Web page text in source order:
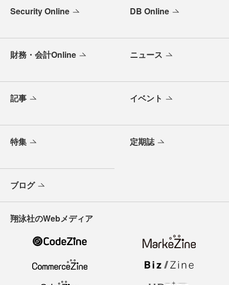
Security Online DB Online
財務・会計Online ニュース
記事 イベント
特集 定期誌
ブログ
翔泳社のWebメディア